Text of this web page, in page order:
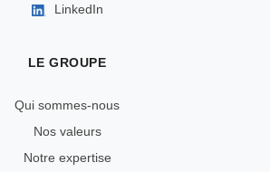
LinkedIn
LE GROUPE
Qui sommes-nous
Nos valeurs
Notre expertise